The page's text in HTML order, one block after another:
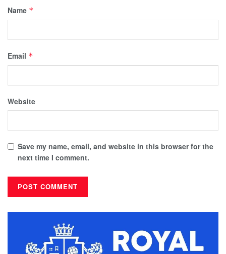
Name *
Email *
Website
Save my name, email, and website in this browser for the
next time I comment.